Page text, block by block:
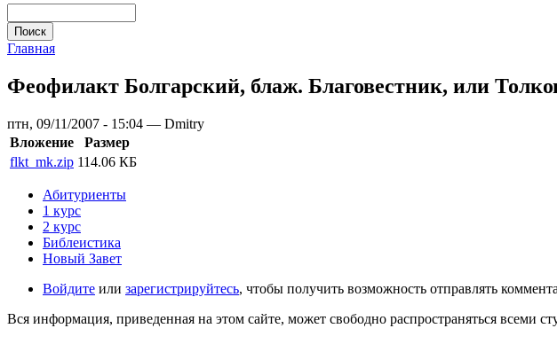
Главная
Феофилакт Болгарский, блаж. Благовестник, или
птн, 09/11/2007 - 15:04 — Dmitry
Вложение
Размер
flkt_mk.zip 114.06 КБ
Абитуриенты
1 курс
2 курс
Библеистика
Новый Завет
Войдите или зарегистрируйтесь, чтобы получить возможность отправлять
Вся информация, приведенная на этом сайте, может свободно распространяться всеми